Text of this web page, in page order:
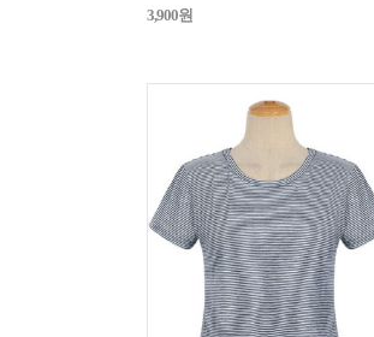
3,900원